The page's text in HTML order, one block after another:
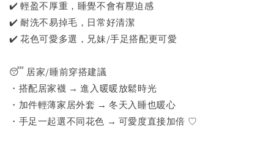
✔️ 輕盈不厚重，睡覺不會有壓迫感
✔️ 耐洗不易掉毛，日常好清潔
✔️ 花色可愛多選，兄妹/手足搭配更可愛
😴 居家/睡前穿搭建議
・搭配居家襪 → 進入暖暖放鬆時光
・加件輕薄家居外套 → 冬天入睡也暖心
・手足一起選不同花色 → 可愛度直接加倍 ♡